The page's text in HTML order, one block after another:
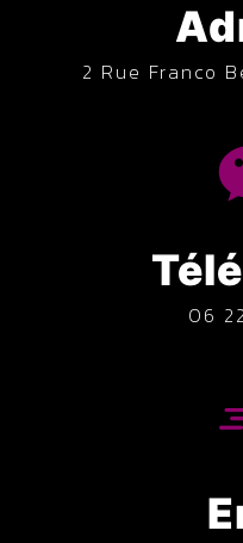
2 Rue Franco
06